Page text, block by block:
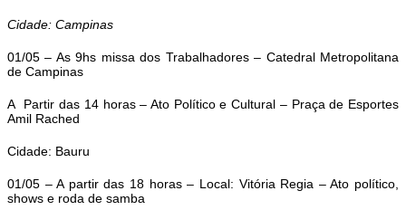
Cidade: Campinas
01/05 – As 9hs missa dos Trabalhadores – Catedral Metropolitana
de Campinas
A Partir das 14 horas – Ato Político e Cultural – Praça de Esportes
Amil Rached
Cidade: Bauru
01/05 – A partir das 18 horas – Local: Vitória Regia – Ato político,
shows e roda de samba